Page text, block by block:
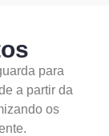
para
a partir da
os